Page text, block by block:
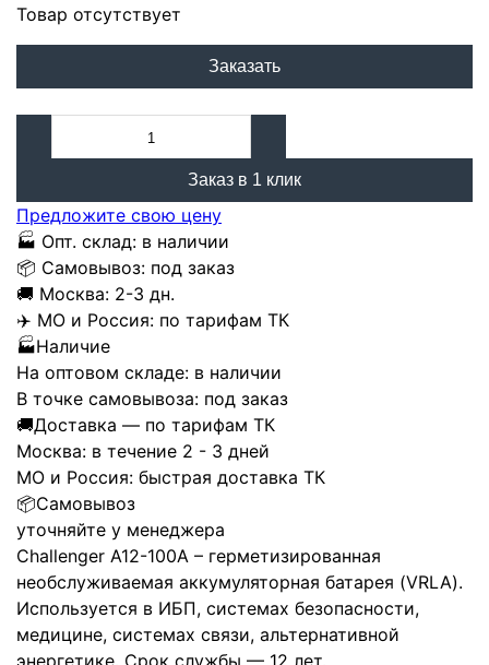
Товар отсутствует
Заказать
Заказ в 1 клик
Предложите свою цену
🏭 Опт. склад: в наличии
📦 Самовывоз: под заказ
🚚 Москва: 2-3 дн.
✈️ МО и Россия: по тарифам ТК
🏭Наличие
На оптовом складе: в наличии
В точке самовывоза: под заказ
🚚Доставка — по тарифам ТК
Москва: в течение 2 - 3 дней
МО и Россия: быстрая доставка ТК
📦Самовывоз
уточняйте у менеджера
Challenger A12-100A – герметизированная
необслуживаемая аккумуляторная батарея (VRLA).
Используется в ИБП, системах безопасности,
медицине, системах связи, альтернативной
энергетике. Срок службы — 12 лет.